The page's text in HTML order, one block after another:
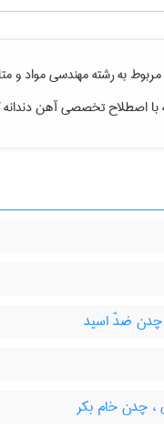
به رشتهمهندسی مواد و
با اصطلاح تخصصیآهن
ضدّ اسید
چدن خام بکر